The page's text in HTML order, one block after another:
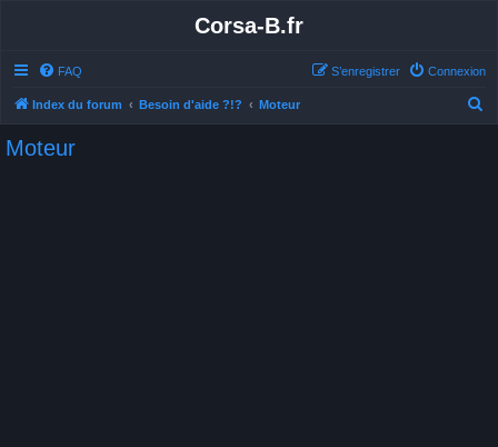
Corsa-B.fr
FAQ Connexion
S’enregistrer
Index du forum Besoin d'aide ?!? Moteur
Moteur